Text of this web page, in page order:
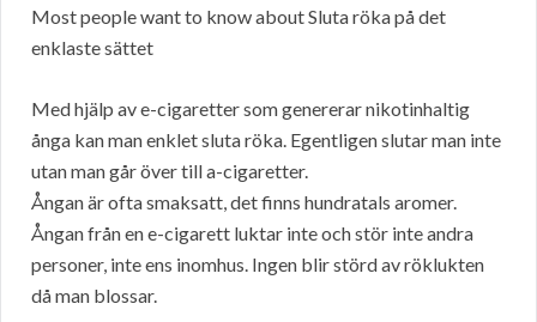
Most people want to know about Sluta röka på det
enklaste sättet
Med hjälp av e-cigaretter som genererar nikotinhaltig
ånga kan man enklet sluta röka. Egentligen slutar man inte
utan man går över till a-cigaretter.
Ångan är ofta smaksatt, det finns hundratals aromer.
Ångan från en e-cigarett luktar inte och stör inte andra
personer, inte ens inomhus. Ingen blir störd av röklukten
då man blossar.